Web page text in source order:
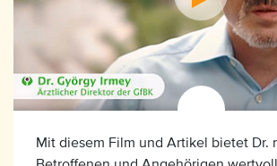
Mit diesem Film und Artikel bietet Dr.